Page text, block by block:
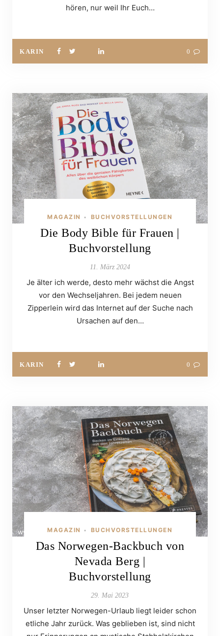
hören, nur weil Ihr Euch…
KARIN 0
MAGAZIN • BUCHVORSTELLUNGEN
Die Body Bible für Frauen |
Buchvorstellung
11. März 2024
Je älter ich werde, desto mehr wächst die Angst
vor den Wechseljahren. Bei jedem neuen
Zipperlein wird das Internet auf der Suche nach
Ursachen auf den…
KARIN 0
MAGAZIN • BUCHVORSTELLUNGEN
Das Norwegen-Backbuch von
Nevada Berg |
Buchvorstellung
29. Mai 2023
Unser letzter Norwegen-Urlaub liegt leider schon
etliche Jahr zurück. Was geblieben ist, sind nicht